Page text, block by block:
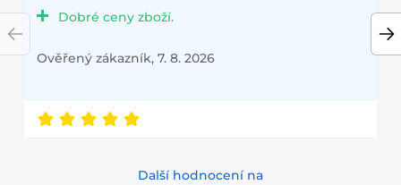
Dobré ceny zboží.
Ověřený zákazník, 7. 8. 2026
Další hodnocení na